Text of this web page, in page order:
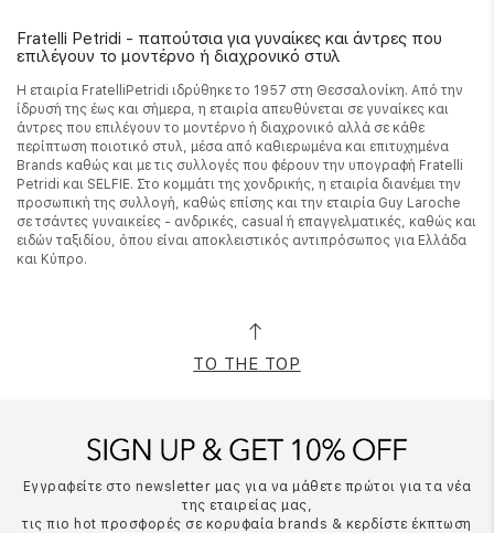
Fratelli Petridi - παπούτσια για γυναίκες και άντρες που
επιλέγουν το μοντέρνο ή διαχρονικό στυλ
Η εταιρία FratelliPetridi ιδρύθηκε το 1957 στη Θεσσαλονίκη. Από την
ίδρυσή της έως και σήμερα, η εταιρία απευθύνεται σε γυναίκες και
άντρες που επιλέγουν το μοντέρνο ή διαχρονικό αλλά σε κάθε
περίπτωση ποιοτικό στυλ, μέσα από καθιερωμένα και επιτυχημένα
Brands καθώς και με τις συλλογές που φέρουν την υπογραφή Fratelli
Petridi και SELFIE. Στο κομμάτι της χονδρικής, η εταιρία διανέμει την
προσωπική της συλλογή, καθώς επίσης και την εταιρία Guy Laroche
σε τσάντες γυναικείες - ανδρικές, casual ή επαγγελματικές, καθώς και
ειδών ταξιδίου, όπου είναι αποκλειστικός αντιπρόσωπος για Ελλάδα
και Κύπρο.
TO THE TOP
Εγγραφείτε στο newsletter μας για να μάθετε πρώτοι για τα νέα
της εταιρείας μας,
τις πιο hot προσφορές σε κορυφαία brands & κερδίστε έκπτωση